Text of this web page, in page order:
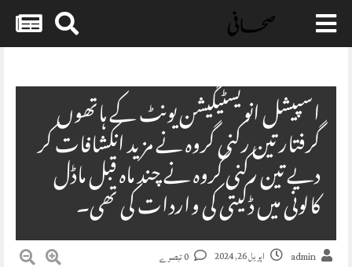
Skip
اسپیشل انویسٹیگیشن یونٹ کے ہاتھوں
گرفتار تین رکنی گروہ نے مزید انکشافات کر
دیے تین رکنی گروہ نے چند ماہ قبل ماڈل
کالونی میں ڈکیتی کی واردات کی تھی۔
admin اپریل 26, 2024